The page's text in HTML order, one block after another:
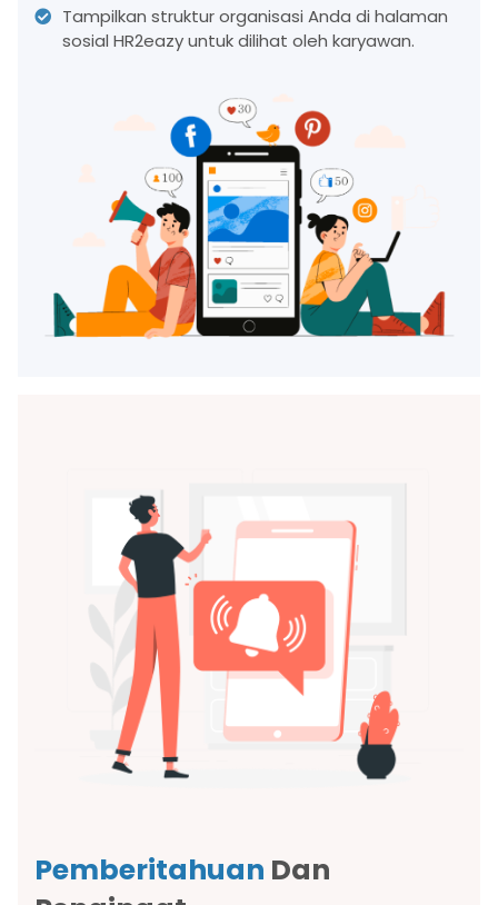
Tampilkan struktur organisasi Anda di halaman
sosial HR2eazy untuk dilihat oleh karyawan.
Pemberitahuan Dan